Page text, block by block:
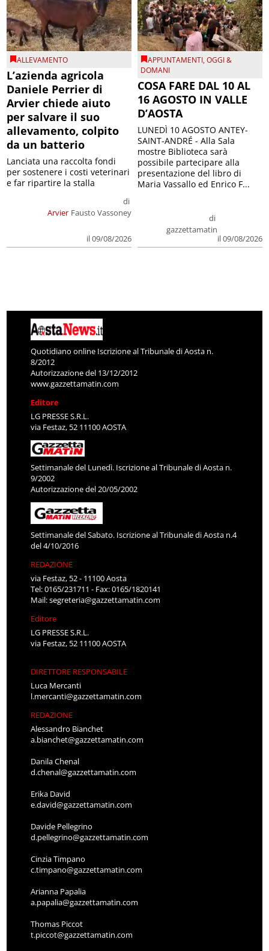
ALLEVAMENTO
L’azienda agricola
Daniele Perrier di
Arvier chiede aiuto
per salvare il suo
allevamento, colpito
da un batterio
Arvier
di
Fausto Vassoney
il 09/08/2026
Lanciata una raccolta fondi
per sostenere i costi veterinari
e far ripartire la stalla
APPUNTAMENTI,OGGI &
DOMANI
COSA FARE DAL 10 AL
16 AGOSTO IN VALLE
D’AOSTA
di
gazzettamatin
il 09/08/2026
LUNEDÌ 10 AGOSTO ANTEY-
SAINT-ANDRÉ - Alla Sala
mostre Biblioteca sarà
possibile partecipare alla
presentazione del libro di
Maria Vassallo ed Enrico F...
Quotidiano online Iscrizione al Tribunale di Aosta n.
8/2012
Autorizzazione del 13/12/2012
www.gazzettamatin.com
Editore
LG PRESSE S.R.L.
via Festaz, 52 11100 AOSTA
Settimanale del Lunedì. Iscrizione al Tribunale di Aosta n.
9/2002
Autorizzazione del 20/05/2002
Settimanale del Sabato. Iscrizione al Tribunale di Aosta n.4
del 4/10/2016
REDAZIONE
via Festaz, 52 - 11100 Aosta
Tel: 0165/231711 - Fax: 0165/1820141
Mail:segreteria@gazzettamatin.com
Editore
LG PRESSE S.R.L.
via Festaz, 52 11100 AOSTA
DIRETTORE RESPONSABILE
Luca Mercanti
l.mercanti@gazzettamatin.com
REDAZIONE
Alessandro Bianchet
a.bianchet@gazzettamatin.com
Danila Chenal
d.chenal@gazzettamatin.com
Erika David
e.david@gazzettamatin.com
Davide Pellegrino
d.pellegrino@gazzettamatin.com
Cinzia Timpano
c.timpano@gazzettamatin.com
Arianna Papalia
a.papalia@gazzettamatin.com
Thomas Piccot
t.piccot@gazzettamatin.com